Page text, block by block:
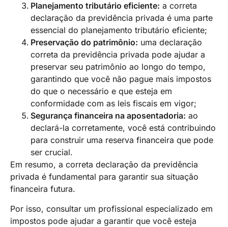
Planejamento tributário eficiente: a correta
declaração da previdência privada é uma parte
essencial do planejamento tributário eficiente;
Preservação do patrimônio: uma declaração
correta da previdência privada pode ajudar a
preservar seu patrimônio ao longo do tempo,
garantindo que você não pague mais impostos
do que o necessário e que esteja em
conformidade com as leis fiscais em vigor;
Segurança financeira na aposentadoria: ao
declará-la corretamente, você está contribuindo
para construir uma reserva financeira que pode
ser crucial.
Em resumo, a correta declaração da previdência
privada é fundamental para garantir sua situação
financeira futura.
Por isso, consultar um profissional especializado em
impostos pode ajudar a garantir que você esteja